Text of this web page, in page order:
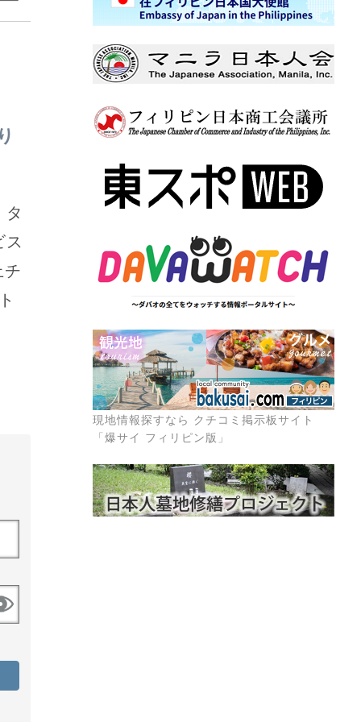
現地情報探すなら クチコミ掲示板サイト
「爆サイ フィリピン版」